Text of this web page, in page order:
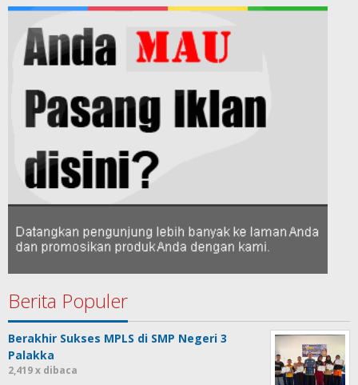
Berita Populer
Berakhir Sukses MPLS di SMP Negeri 3
Palakka
2,419 x dibaca